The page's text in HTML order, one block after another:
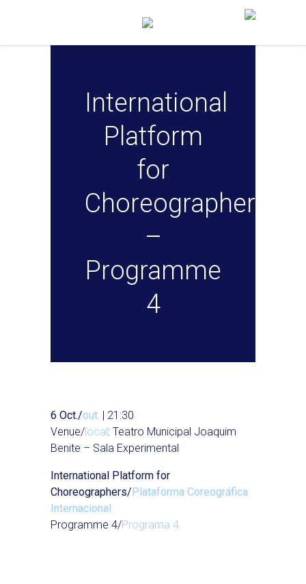
International
Platform
for
Choreographers
–
Programme
4
6 Oct./out. | 21:30
Venue/local: Teatro Municipal Joaquim
Benite – Sala Experimental
International Platform for
Choreographers/Plataforma Coreográfica
Internacional
Programme 4/Programa 4